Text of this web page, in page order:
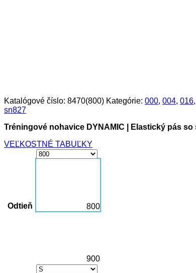
Katalógové číslo: 8470(800) Kategórie: 000, 004, 016,
sn827
Tréningové nohavice DYNAMIC | Elastický pás
VEĽKOSTNÉ TABUĽKY
Odtieň 800
900